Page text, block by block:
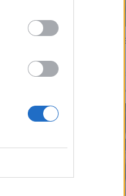
Rugby: Record di
nei campionati
Si stimano oltre 20
dalla stagione